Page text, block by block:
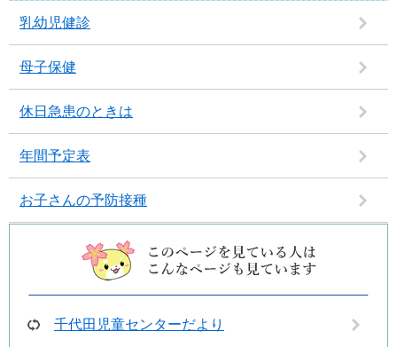
乳幼児健診
母子保健
休日急患のときは
年間予定表
お子さんの予防接種
千代田児童センターだより